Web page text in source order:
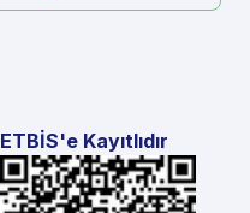
ETBİS'e Kayıtlıdır